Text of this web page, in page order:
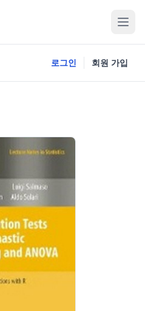
로그인 회원 가입